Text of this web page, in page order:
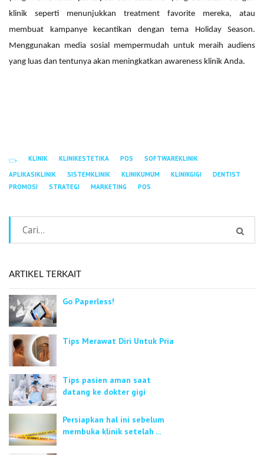
klinik seperti menunjukkan treatment favorite mereka, atau
membuat kampanye kecantikan dengan tema Holiday Season.
Menggunakan media sosial mempermudah untuk meraih audiens
yang luas dan tentunya akan meningkatkan awareness klinik Anda.
KLINIK KLINIKESTETIKA POS
SOFTWAREKLINIK
APLIKASIKLINIK
SISTEMKLINIK KLINIKUMUM KLINIKGIGI
DENTIST
PROMOSI
STRATEGI MARKETING POS
ARTIKEL TERKAIT
Go Paperless!
Tips Merawat Diri Untuk Pria
Tips pasien aman saat
datang ke dokter gigi
Persiapkan hal ini sebelum
membuka klinik setelah ...